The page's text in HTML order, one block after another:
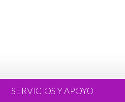
SERVICIOS Y APOYO